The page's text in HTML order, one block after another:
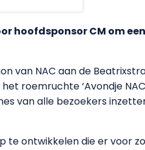
hoofdsponsor CM om
van NAC aan de
roemruchte ‘Avondje
van alle bezoekers
te ontwikkelen die er voor